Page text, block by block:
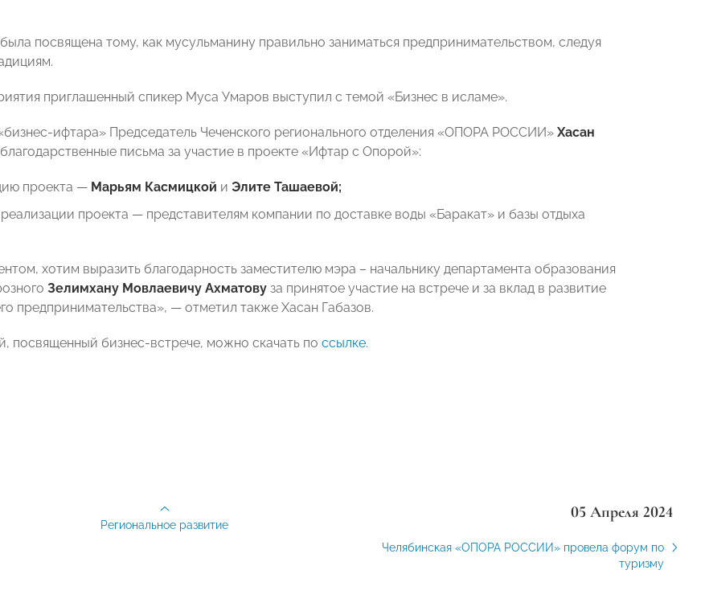
посвящена тому, как мусульманину правильно заниматься предпринимательством, следуя
приглашенный спикер Муса Умаров выступил с темой «Бизнес в исламе».
ифтара» Председатель Чеченского регионального отделения «ОПОРА РОССИИ» Хасан
письма за участие в проекте «Ифтар с Опорой»:
проекта — Марьям Касмицкой и Элите Ташаевой;
проекта — представителям компании по доставке воды «Баракат» и базы отдыха
хотим выразить благодарность заместителю мэра – начальнику департамента образования
Зелимхану Мовлаевичу Ахматову за принятое участие на встрече и за вклад в развитие
предпринимательства», — отметил также Хасан Габазов.
посвященный бизнес-встрече, можно скачать по ссылке.
05 Апреля 2024
Челябинская «ОПОРА РОССИИ» провела форум по
туризму
Региональное развитие